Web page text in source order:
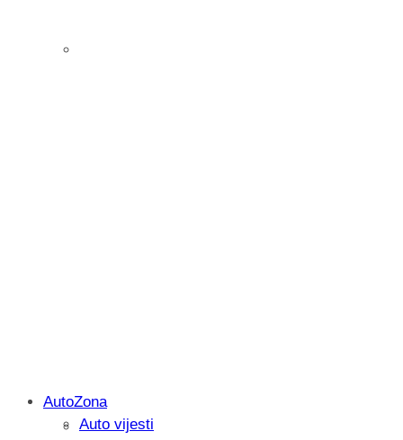
Savjetujemo: Što učiniti kada vaš
AutoZona
Auto vijesti